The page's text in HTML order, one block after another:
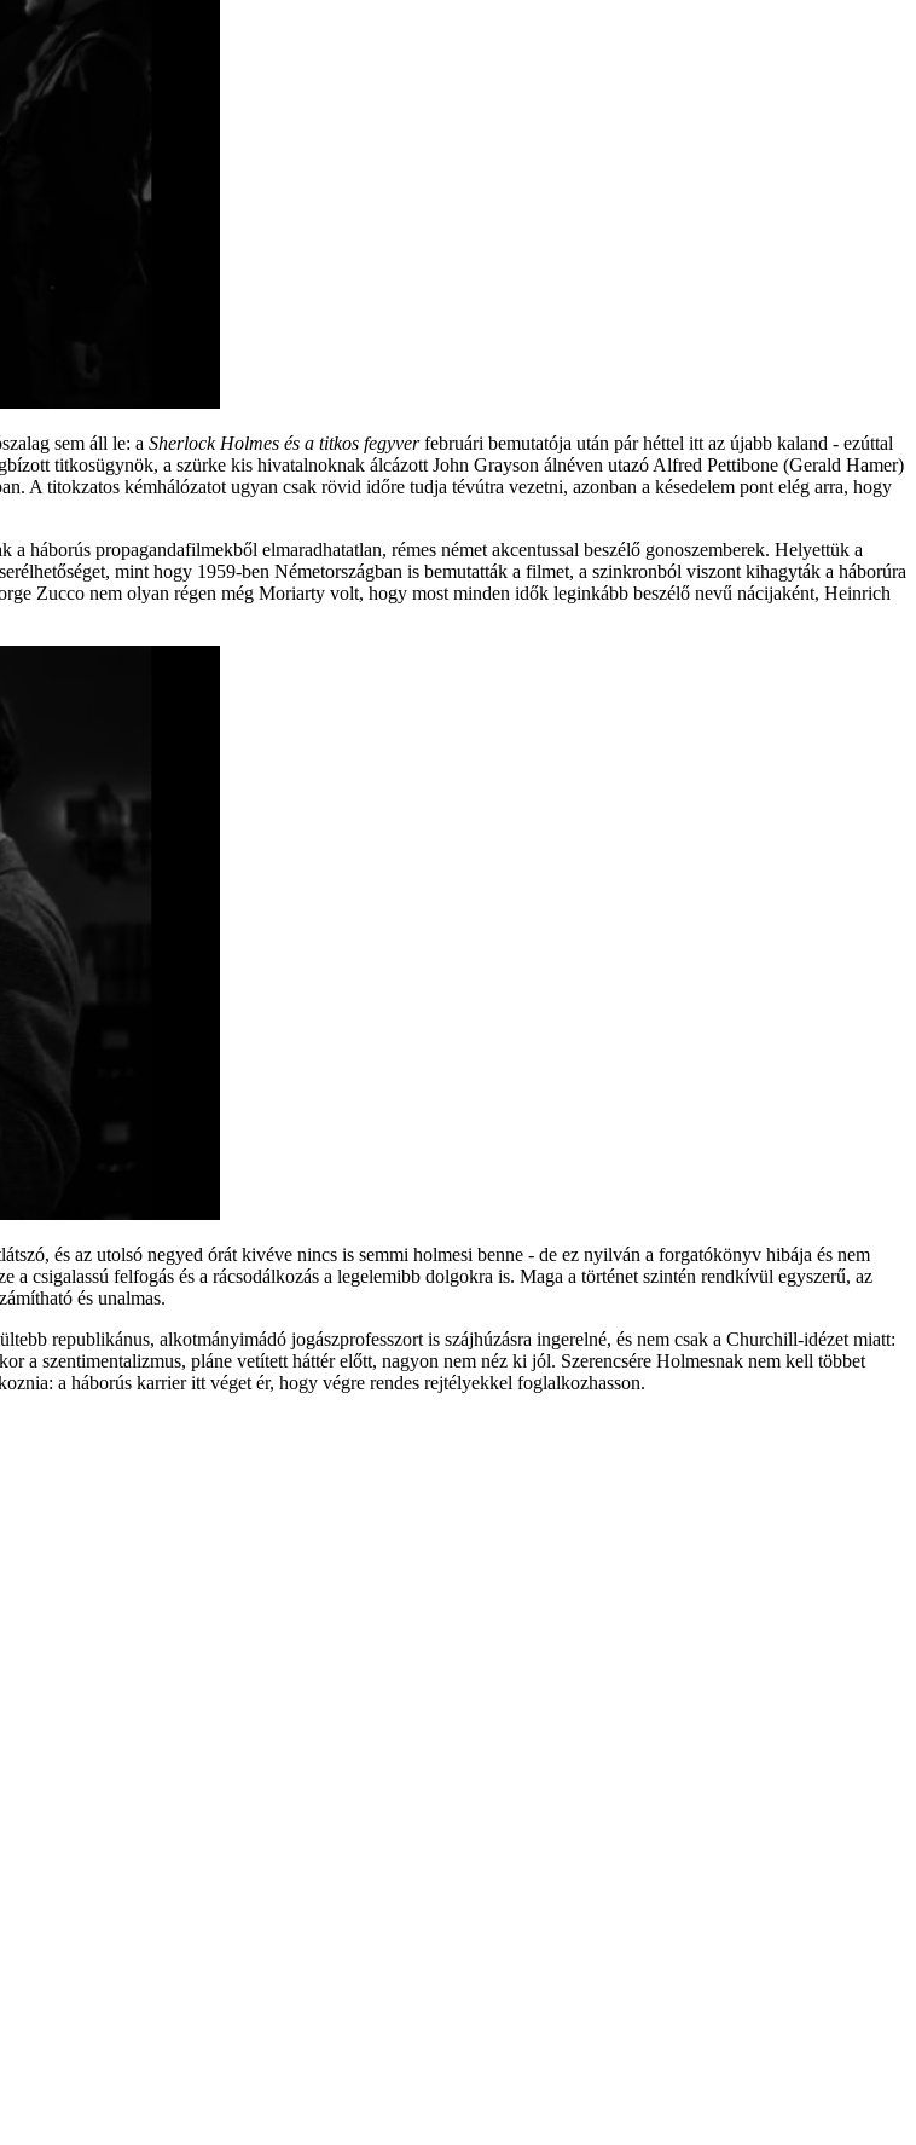
sem áll le: a Sherlock Holmes és a titkos fegyverfebruári bemutatója után pár héttel itt az újabb kaland - ezúttal
titkosügynök, a szürke kis hivatalnoknak álcázott John Grayson álnéven utazó Alfred Pettibone (Gerald Hamer)
A titokzatos kémhálózatot ugyan csak rövid időre tudja tévútra vezetni, azonban a késedelem pont elég arra, hogy
háborús propagandafilmekből elmaradhatatlan, rémes német akcentussal beszélő gonoszemberek. Helyettük a
mint hogy 1959-ben Németországban is bemutatták a filmet, a szinkronból viszont kihagyták a háborúra
Zucco nem olyan régen még Moriarty volt, hogy most minden idők leginkább beszélő nevű nácijaként, Heinrich
és az utolsó negyed órát kivéve nincs is semmi holmesi benne - de ez nyilván a forgatókönyv hibája és nem
a csigalassú felfogás és a rácsodálkozás a legelemibb dolgokra is. Maga a történet szintén rendkívül egyszerű, az
és unalmas.
republikánus, alkotmányimádó jogászprofesszort is szájhúzásra ingerelné, és nem csak a Churchill-idézet miatt:
a szentimentalizmus, pláne vetített háttér előtt, nagyon nem néz ki jól. Szerencsére Holmesnak nem kell többet
a háborús karrier itt véget ér, hogy végre rendes rejtélyekkel foglalkozhasson.